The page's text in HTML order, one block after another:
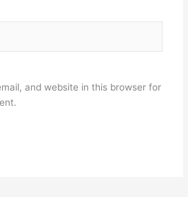
and website in this browser for